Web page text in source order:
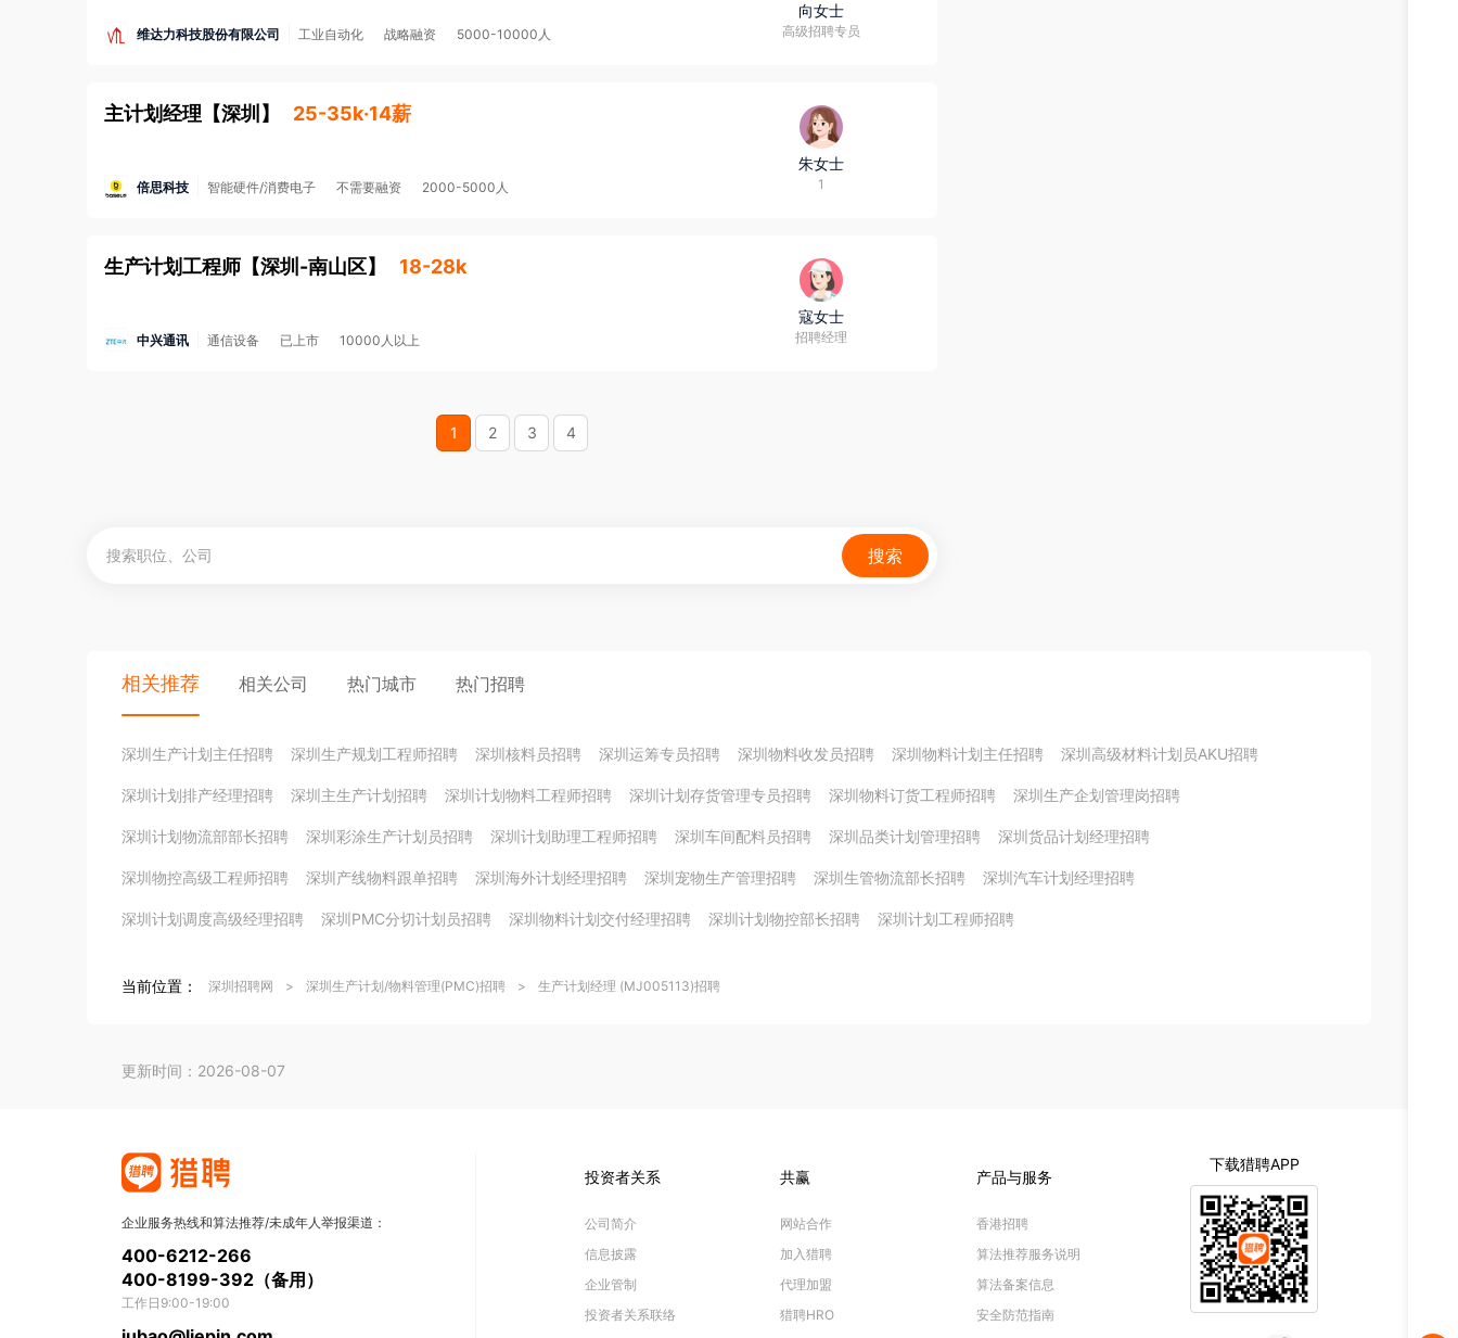
工作时间：5 天 8 小时，周末双休。
维达力科技股份有限公司 工业自动化 战略融资 5000-10000人
向女士
高级招聘专员
主计划经理 【深圳 】 25-35k·14薪
倍思科技 智能硬件/消费电子 不需要融资 2000-5000人
朱女士
1
生产计划工程师 【深圳-南山区】 18-28k
中兴通讯 通信设备 已上市 10000人以上
寇女士
招聘经理
1 2 3 4
搜索
相关推荐 相关公司 热门城市 热门招聘
深圳生产计划主任招聘 深圳生产规划工程师招聘 深圳核料员招聘 深圳运筹专员招聘 深圳物料收发员招聘 深圳物料计划主任招聘 深圳高级材料计划员AKU招聘
深圳计划排产经理招聘 深圳主生产计划招聘 深圳计划物料工程师招聘 深圳计划存货管理专员招聘 深圳物料订货工程师招聘 深圳生产企划管理岗招聘
深圳计划物流部部长招聘 深圳彩涂生产计划员招聘 深圳计划助理工程师招聘 深圳车间配料员招聘 深圳品类计划管理招聘 深圳货品计划经理招聘
深圳物控高级工程师招聘 深圳产线物料跟单招聘 深圳海外计划经理招聘 深圳宠物生产管理招聘 深圳生管物流部长招聘 深圳汽车计划经理招聘
深圳计划调度高级经理招聘 深圳PMC分切计划员招聘 深圳物料计划交付经理招聘 深圳计划物控部长招聘 深圳计划工程师招聘
当前位置： 深圳招聘网 > 深圳生产计划/物料管理(PMC)招聘 > 生产计划经理 (MJ005113)招聘
更新时间：2026-08-07